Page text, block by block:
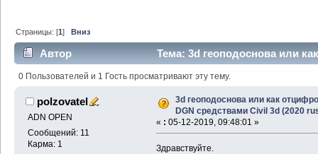
Страницы: [1]Вниз
Автор
Тема: 3d геоподоснова или
3d (2020 rus) (Прочитано 11847 раз)
0 Пользователей и 1 Гость просматривают эту тему.
polzovatel
ADN OPEN
Сообщений: 11
Карма: 1
3d геоподоснова или как
DGN средствами Civil 3d (2020
« : 05-12-2019, 09:48:01 »
Здравствуйте.